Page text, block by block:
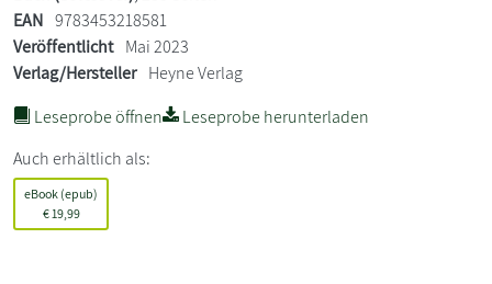
EAN 9783453218581
Veröffentlicht Mai 2023
Verlag/Hersteller Heyne Verlag
Leseprobe öffnen
Leseprobe herunterladen
Auch erhältlich als:
eBook (epub)
€19,99